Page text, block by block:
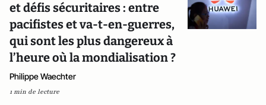
et défis sécuritaires : entre
pacifistes et va-t-en-guerres,
qui sont les plus dangereux à
l’heure où la mondialisation ?
Philippe Waechter
1 min de lecture